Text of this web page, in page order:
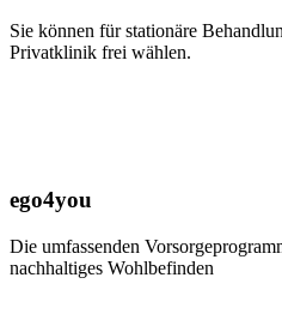
Sie können für stationäre
Privatklinik frei wählen.
ego4you
Die umfassenden
nachhaltiges Wohlbefinden